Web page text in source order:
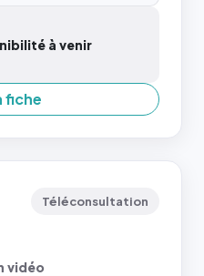
à venir
fiche
Téléconsultation
vidéo